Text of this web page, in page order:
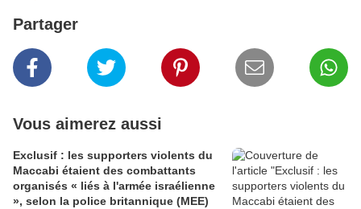
Partager
Vous aimerez aussi
Exclusif : les supporters violents du
Maccabi étaient des combattants
organisés « liés à l'armée israélienne
», selon la police britannique (MEE)